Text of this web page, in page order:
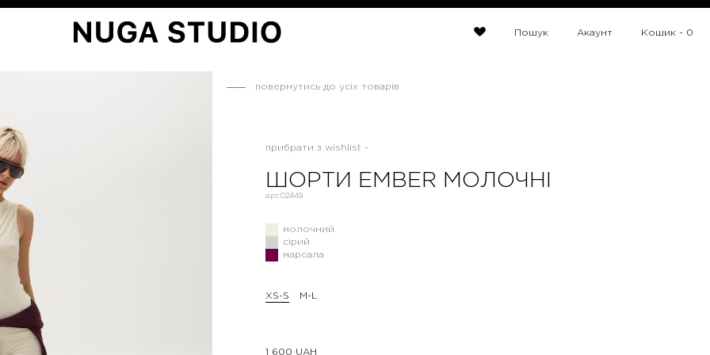
Пошук Акаунт Кошик - 0
повернутись до усіх товарів
прибрати з wishlist -
ШОРТИ EMBER МОЛОЧНІ
арт:02449
молочний
сірий
марсала
XS-S M-L
1 600 UAH